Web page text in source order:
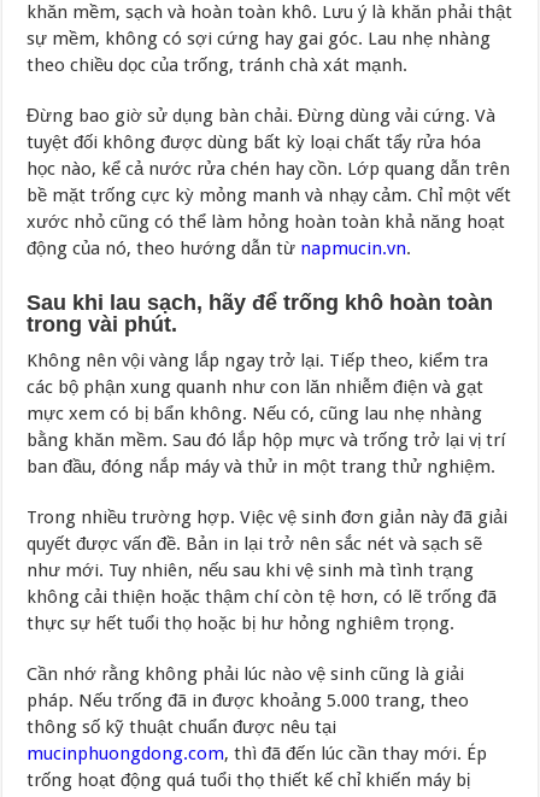
khăn mềm, sạch và hoàn toàn khô. Lưu ý là khăn phải thật
sự mềm, không có sợi cứng hay gai góc. Lau nhẹ nhàng
theo chiều dọc của trống, tránh chà xát mạnh.
Đừng bao giờ sử dụng bàn chải. Đừng dùng vải cứng. Và
tuyệt đối không được dùng bất kỳ loại chất tẩy rửa hóa
học nào, kể cả nước rửa chén hay cồn. Lớp quang dẫn trên
bề mặt trống cực kỳ mỏng manh và nhạy cảm. Chỉ một vết
xước nhỏ cũng có thể làm hỏng hoàn toàn khả năng hoạt
động của nó, theo hướng dẫn từ napmucin.vn.
Sau khi lau sạch, hãy để trống khô hoàn toàn
trong vài phút.
Không nên vội vàng lắp ngay trở lại. Tiếp theo, kiểm tra
các bộ phận xung quanh như con lăn nhiễm điện và gạt
mực xem có bị bẩn không. Nếu có, cũng lau nhẹ nhàng
bằng khăn mềm. Sau đó lắp hộp mực và trống trở lại vị trí
ban đầu, đóng nắp máy và thử in một trang thử nghiệm.
Trong nhiều trường hợp. Việc vệ sinh đơn giản này đã giải
quyết được vấn đề. Bản in lại trở nên sắc nét và sạch sẽ
như mới. Tuy nhiên, nếu sau khi vệ sinh mà tình trạng
không cải thiện hoặc thậm chí còn tệ hơn, có lẽ trống đã
thực sự hết tuổi thọ hoặc bị hư hỏng nghiêm trọng.
Cần nhớ rằng không phải lúc nào vệ sinh cũng là giải
pháp. Nếu trống đã in được khoảng 5.000 trang, theo
thông số kỹ thuật chuẩn được nêu tại
mucinphuongdong.com, thì đã đến lúc cần thay mới. Ép
trống hoạt động quá tuổi thọ thiết kế chỉ khiến máy bị